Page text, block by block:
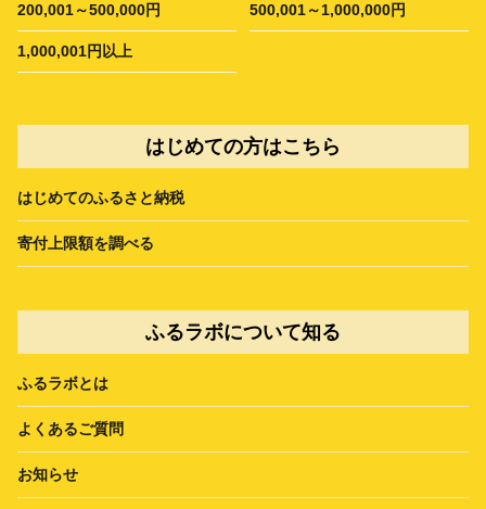
200,001～500,000円 500,001～1,000,000円
1,000,001円以上
はじめての方はこちら
はじめてのふるさと納税
寄付上限額を調べる
ふるラボについて知る
ふるラボとは
よくあるご質問
お知らせ